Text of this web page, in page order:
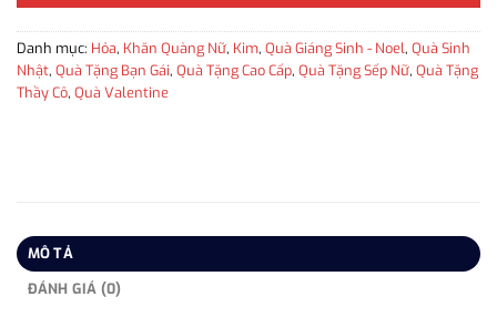
Danh mục: Hỏa, Khăn Quàng Nữ, Kim, Quà Giáng Sinh - Noel, Quà Sinh
Nhật, Quà Tặng Bạn Gái, Quà Tặng Cao Cấp, Quà Tặng Sếp Nữ, Quà Tặng
Thầy Cô, Quà Valentine
MÔ TẢ
ĐÁNH GIÁ (0)